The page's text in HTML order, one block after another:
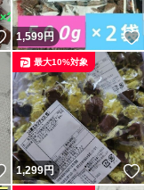
いいね！
1,599円
いいね！
1,299円
最大10%対象